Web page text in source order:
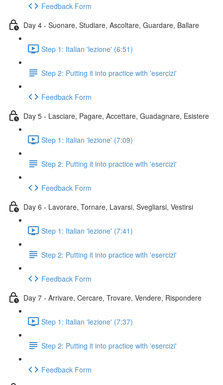
Feedback Form
Day 4 - Suonare, Studiare, Ascoltare, Guardare, Ballare
Step 1: Italian 'lezione' (6:51)
Step 2: Putting it into practice with 'esercizi'
Feedback Form
Day 5 - Lasciare, Pagare, Accettare, Guadagnare, Esistere
Step 1: Italian 'lezione' (7:09)
Step 2: Putting it into practice with 'esercizi'
Feedback Form
Day 6 - Lavorare, Tornare, Lavarsi, Svegliarsi, Vestirsi
Step 1: Italian 'lezione' (7:41)
Step 2: Putting it into practice with 'esercizi'
Feedback Form
Day 7 - Arrivare, Cercare, Trovare, Vendere, Rispondere
Step 1: Italian 'lezione' (7:37)
Step 2: Putting it into practice with 'esercizi'
Feedback Form